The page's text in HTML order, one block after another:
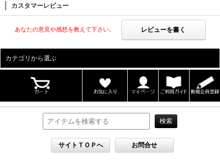
カスタマーレビュー
あなたの意見や感想を教えて下さい。 レビューを書く
カテゴリから選ぶ
女性写真集